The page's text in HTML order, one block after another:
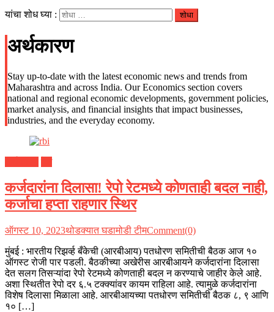
यांचा शोध घ्या :
अर्थकारण
Stay up-to-date with the latest economic news and trends from
Maharashtra and across India. Our Economics section covers
national and regional economic developments, government policies,
market analysis, and financial insights that impact businesses,
industries, and the everyday economy.
कर्जदारांना दिलासा! रेपो रेटमध्ये कोणताही बदल नाही,
कर्जाचा हप्ता राहणार स्थिर
ऑगस्ट 10, 2023थोडक्यात घडामोडी टीमComment(0)
मुंबई : भारतीय रिझर्व्ह बँकेची (आरबीआय) पतधोरण समितीची बैठक आज १०
ऑगस्ट रोजी पार पडली. बैठकीच्या अखेरीस आरबीआयने कर्जदारांना दिलासा
देत सलग तिसऱ्यांदा रेपो रेटमध्ये कोणताही बदल न करण्याचे जाहीर केले आहे.
अशा स्थितीत रेपो दर ६.५ टक्क्यांवर कायम राहिला आहे. त्यामुळे कर्जदारांना
विशेष दिलासा मिळाला आहे. आरबीआयच्या पतधोरण समितीची बैठक ८, ९ आणि
१० […]